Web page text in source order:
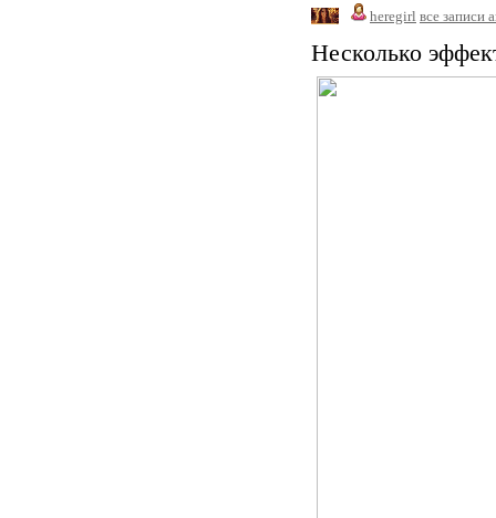
heregirl все записи
Несколько